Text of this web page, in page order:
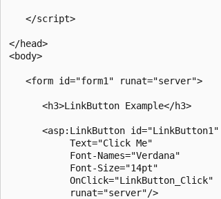
   </script>
</head>
<body>
   <form id="form1" runat="server">
      <h3>LinkButton Example</h3>
      <asp:LinkButton id="LinkButton1"
           Text="Click Me"
           Font-Names="Verdana"
           Font-Size="14pt"
           OnClick="LinkButton_Click"
           runat="server"/>